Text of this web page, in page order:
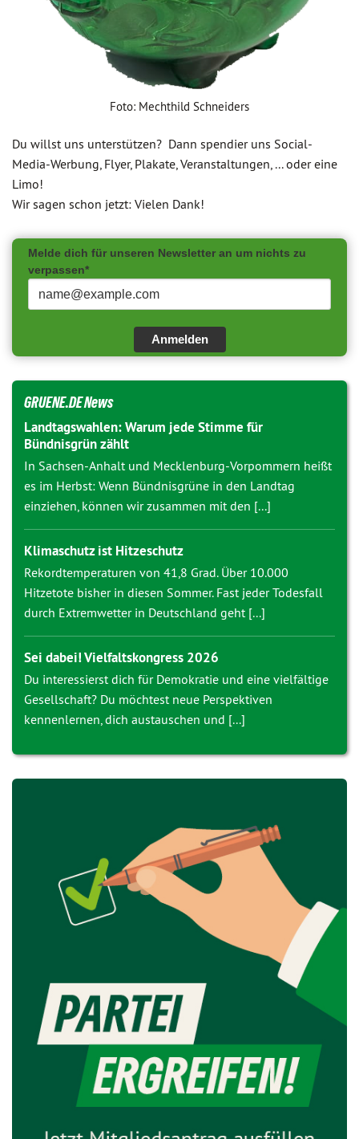
Foto: Mechthild Schneiders
Du willst uns unterstützen? Dann spendier uns Social-
Media-Werbung, Flyer, Plakate, Veranstaltungen, ... oder eine
Limo!
Wir sagen schon jetzt: Vielen Dank!
Melde dich für unseren Newsletter an um nichts zu
verpassen*
Anmelden
GRUENE.DE News
Landtagswahlen: Warum jede Stimme für
Bündnisgrün zählt
In Sachsen-Anhalt und Mecklenburg-Vorpommern heißt
es im Herbst: Wenn Bündnisgrüne in den Landtag
einziehen, können wir zusammen mit den [...]
Klimaschutz ist Hitzeschutz
Rekordtemperaturen von 41,8 Grad. Über 10.000
Hitzetote bisher in diesen Sommer. Fast jeder Todesfall
durch Extremwetter in Deutschland geht [...]
Sei dabei! Vielfaltskongress 2026
Du interessierst dich für Demokratie und eine vielfältige
Gesellschaft? Du möchtest neue Perspektiven
kennenlernen, dich austauschen und [...]